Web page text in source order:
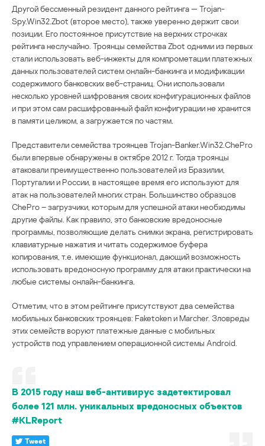
Другой бессменный резидент данного рейтинга — Trojan-
Spy.Win32.Zbot (второе место), также уверенно держит свои
позиции. Его постоянное присутствие на верхних строчках
рейтинга неслучайно. Троянцы семейства Zbot одними из первых
стали использовать веб-инжекты для компрометации платежных
данных пользователей систем онлайн-банкинга и модификации
содержимого банковских веб-страниц. Они использовали
несколько уровней шифрования своих конфигурационных файлов
и при этом сам расшифрованный файл конфигурации не хранится
в памяти целиком, а загружается по частям.
Представители семейства троянцев Trojan-Banker.Win32.ChePro
были впервые обнаружены в октябре 2012 г. Тогда троянцы
атаковали преимущественно пользователей из Бразилии,
Португалии и России, в настоящее время его используют для
атак на пользователей многих стран. Большинство образцов
ChePro – загрузчики, которым для успешной атаки необходимы
другие файлы. Как правило, это банковские вредоносные
программы, позволяющие делать снимки экрана, регистрировать
клавиатурные нажатия и читать содержимое буфера
копирования, т.е. имеющие функционал, дающий возможность
использовать вредоносную программу для атаки практически на
любые системы онлайн-банкинга.
Отметим, что в этом рейтинге присутствуют два семейства
мобильных банковских троянцев: Faketoken и Marcher. Зловреды
этих семейств воруют платежные данные с мобильных
устройств под управлением операционной системы Android.
В 2015 году наш веб-антивирус задетектировал
более 121 млн. уникальных вредоносных объектов
#KLReport
Tweet